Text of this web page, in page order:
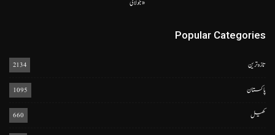
« جولائی
Popular Categories
تازہ ترین 2134
پاکستان 1095
کھیل 660